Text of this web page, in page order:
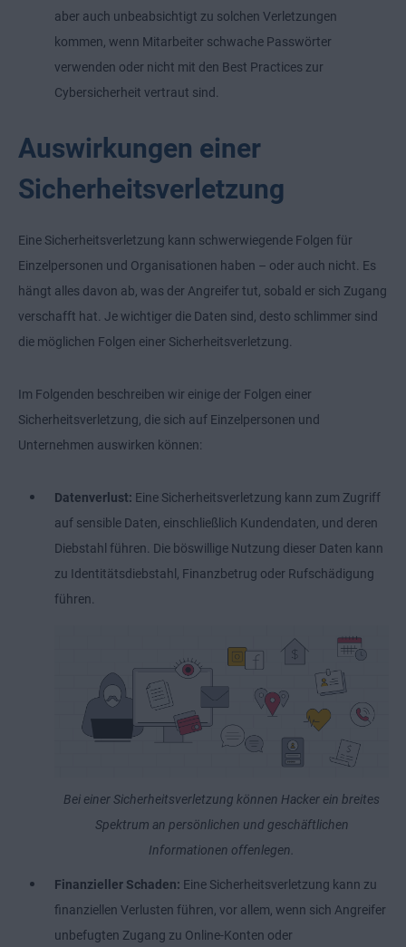
aber auch unbeabsichtigt zu solchen Verletzungen
kommen, wenn Mitarbeiter schwache Passwörter
verwenden oder nicht mit den Best Practices zur
Cybersicherheit vertraut sind.
Auswirkungen einer
Sicherheitsverletzung
Eine Sicherheitsverletzung kann schwerwiegende Folgen für
Einzelpersonen und Organisationen haben – oder auch nicht. Es
hängt alles davon ab, was der Angreifer tut, sobald er sich Zugang
verschafft hat. Je wichtiger die Daten sind, desto schlimmer sind
die möglichen Folgen einer Sicherheitsverletzung.
Im Folgenden beschreiben wir einige der Folgen einer
Sicherheitsverletzung, die sich auf Einzelpersonen und
Unternehmen auswirken können:
Datenverlust: Eine Sicherheitsverletzung kann zum Zugriff
auf sensible Daten, einschließlich Kundendaten, und deren
Diebstahl führen. Die böswillige Nutzung dieser Daten kann
zu Identitätsdiebstahl, Finanzbetrug oder Rufschädigung
führen.
Bei einer Sicherheitsverletzung können Hacker ein breites
Spektrum an persönlichen und geschäftlichen
Informationen offenlegen.
Finanzieller Schaden: Eine Sicherheitsverletzung kann zu
finanziellen Verlusten führen, vor allem, wenn sich Angreifer
unbefugten Zugang zu Online-Konten oder